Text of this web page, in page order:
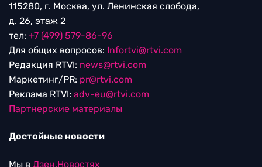
115280, г. Москва, ул. Ленинская слобода,
д. 26, этаж 2
тел: +7 (499) 579-86-96
Для общих вопросов: Infortvi@rtvi.com
Редакция RTVI: news@rtvi.com
Маркетинг/PR: pr@rtvi.com
Реклама RTVI: adv-eu@rtvi.com
Партнерские материалы
Достойные новости
Мы в Дзен.Новостях